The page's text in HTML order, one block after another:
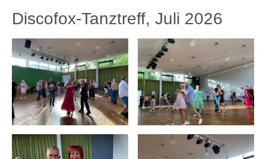
Discofox-Tanztreff, Juli 2026